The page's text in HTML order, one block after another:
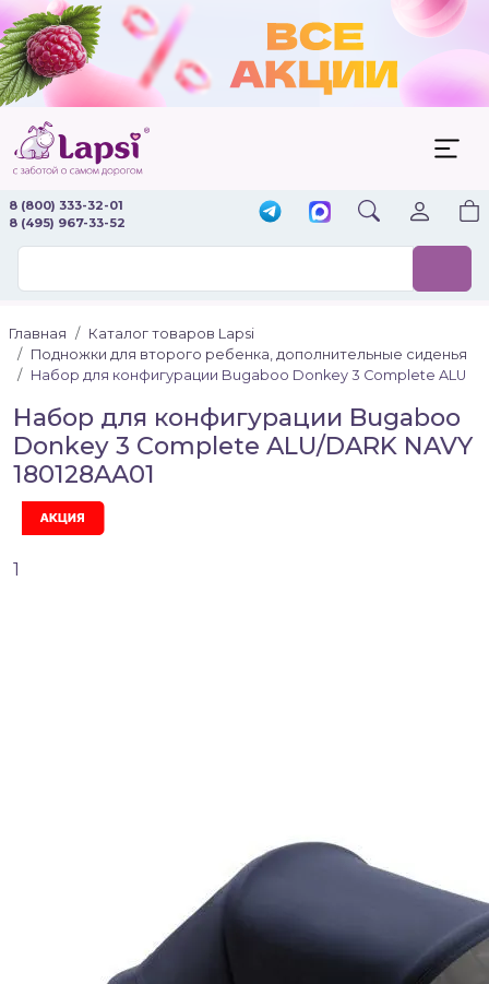
8 (800) 333-32-01
8 (495) 967-33-52
Главная
Каталог товаров Lapsi
Подножки для второго ребенка, дополнительные сиденья
Набор для конфигурации Bugaboo Donkey 3 Complete ALU
Набор для конфигурации Bugaboo
Donkey 3 Complete ALU/DARK NAVY
180128AA01
1